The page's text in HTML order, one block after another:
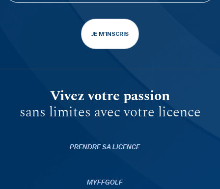
JE M'INSCRIS
Vivez votre passion
sans limites avec votre licence
PRENDRE SA LICENCE
MYFFGOLF